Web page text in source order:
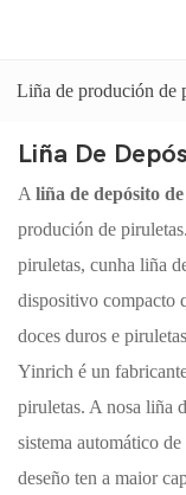
Liña de produción de
Liña De
Aliña de depósito
produción de
piruletas, cunha liña
dispositivo compacto
doces duros e
Yinrich é un
piruletas. A nosa liña
sistema automático
deseño ten a maior